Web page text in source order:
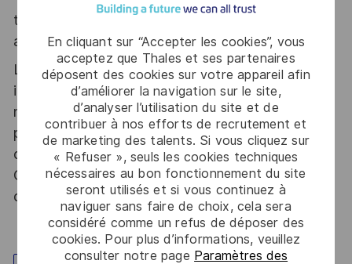
En cliquant sur “Accepter les cookies”, vous
acceptez que Thales et ses partenaires
déposent des cookies sur votre appareil afin
d’améliorer la navigation sur le site,
d’analyser l’utilisation du site et de
contribuer à nos efforts de recrutement et
de marketing des talents. Si vous cliquez sur
« Refuser », seuls les cookies techniques
nécessaires au bon fonctionnement du site
seront utilisés et si vous continuez à
naviguer sans faire de choix, cela sera
considéré comme un refus de déposer des
cookies. Pour plus d’informations, veuillez
consulter notre page Paramètres des
tous les talents. La diversité est notre meilleur
atout. Postulez et rejoignez nous !
Le poste pouvant nécessiter d'accéder à des
informations relevant du secret de la défense
nationale, la personne retenue fera l'objet d'une
procédure d’habilitation, conformément aux
dispositions des articles R.2311-1 et suivants du
Code de la défense et de l’IGI 1300 SGDSN/PSE
du 09 août 2021.